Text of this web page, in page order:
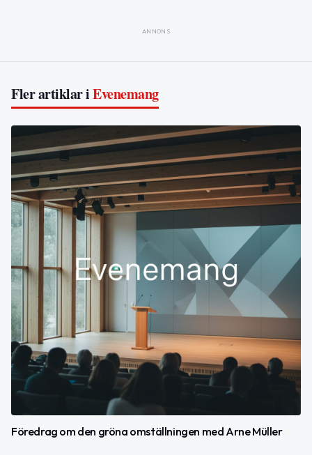
ANNONS
Fler artiklar iEvenemang
Föredrag om den gröna omställningen med Arne Müller